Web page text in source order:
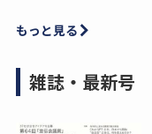
もっと見る
雑誌・最新号